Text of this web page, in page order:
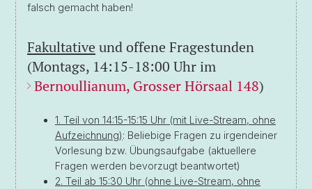
falsch gemacht haben!
Fakultative und offene Fragestunden
(Montags, 14:15-18:00 Uhr im
Bernoullianum, Grosser Hörsaal 148)
1. Teil von 14:15-15:15 Uhr (mit Live-Stream, ohne
Aufzeichnung): Beliebige Fragen zu irgendeiner
Vorlesung bzw. Übungsaufgabe (aktuellere
Fragen werden bevorzugt beantwortet)
2. Teil ab 15:30 Uhr (ohne Live-Stream, ohne